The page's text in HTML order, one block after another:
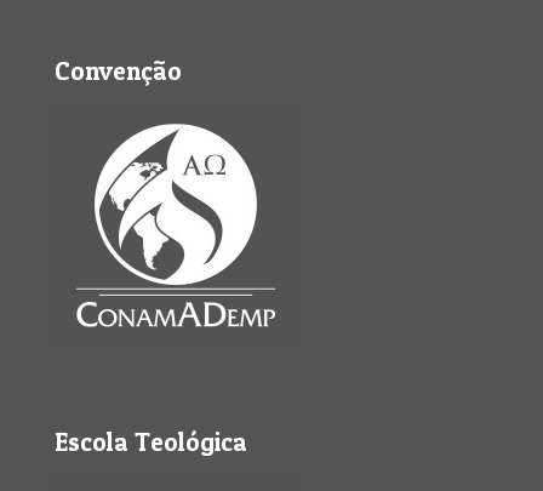
Convenção
Escola Teológica